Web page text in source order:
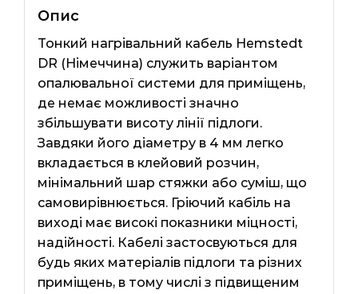
Опис
Тонкий нагрівальний кабель Нemstedt
DR (Німеччина) служить варіантом
опалювальної системи для приміщень,
де немає можливості значно
збільшувати висоту лінії підлоги.
Завдяки його діаметру в 4 мм легко
вкладається в клейовий розчин,
мінімальний шар стяжки або суміш, що
самовирівнюється. Гріючий кабіль на
виході має високі показники міцності,
надійності. Кабелі застосвуються для
будь яких матеріалів підлоги та різних
приміщень, в тому числі з підвищеним